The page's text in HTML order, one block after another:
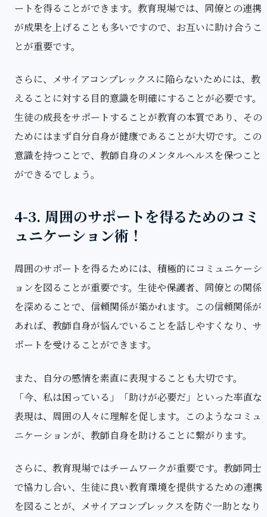
ートを得ることができます。教育現場では、同僚との連携
が成果を上げることも多いですので、お互いに助け合うこ
とが重要です。
さらに、メサイアコンプレックスに陥らないためには、教
えることに対する目的意識を明確にすることが必要です。
生徒の成長をサポートすることが教育の本質であり、その
ためにはまず自分自身が健康であることが大切です。この
意識を持つことで、教師自身のメンタルヘルスを保つこと
ができるでしょう。
4-3. 周囲のサポートを得るためのコミ
ュニケーション術！
周囲のサポートを得るためには、積極的にコミュニケーシ
ョンを図ることが重要です。生徒や保護者、同僚との関係
を深めることで、信頼関係が築かれます。この信頼関係が
あれば、教師自身が悩んでいることを話しやすくなり、サ
ポートを受けることができます。
また、自分の感情を素直に表現することも大切です。
「今、私は困っている」「助けが必要だ」といった率直な
表現は、周囲の人々に理解を促します。このようなコミュ
ニケーションが、教師自身を助けることに繋がります。
さらに、教育現場ではチームワークが重要です。教師同士
で協力し合い、生徒に良い教育環境を提供するための連携
を図ることが、メサイアコンプレックスを防ぐ一助となり